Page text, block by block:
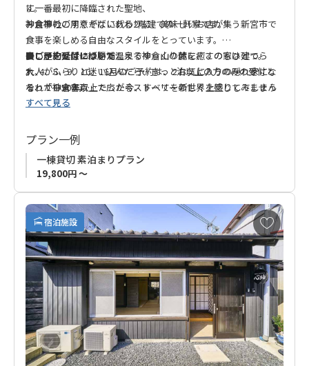
に一番最初に降臨された聖地、
神倉神社のすぐそばにある2階建ての一軒家です。
長い歴史と深い緑をたたえる神倉山の麓に、この家は建てら
れ、
それから50年以上たった今、すべてを新しく上塗りしてしまう
のではなく、
修してできたのが、 神倉書斎です。
ひとりの岩石学者が滞在した場所として、 この神倉書斎内に
は、ストーリーのかけらがちりばめられています。
岩石学者が研究している不思議な石たち、研究書物、机、誰か
この神倉書斎に滞在する人は、自由に中のものを見たり触った
りすることができます。
「空間にただよう誰かのストーリーに触れる」という、 ”書籍で
物語を読む” こととは別次元の体験を味わえます。
岩石学者が散策している新宮の街を自分もふらり散策しなが
ら、書斎に戻って、ストーリーを追体験。
この神倉書斎でまるで自分がずっと暮らしてきたような気分に
も。
そのうち、窓から見える梅の木が暗くなって見えなくなる日暮
す。
お食事のご用意がない代わりに、美味しいお店が集う新宮市で
食事を楽しめる自由なスタイルをとっています。
少し足を延ばせば勝浦温泉でゆっくり体を癒すのもひとつ。
大人がふらりと迷い込んだら、きっとお気に入りの隠れ家にな
る、「神倉書斎」で広がるストーリーの世界を感じてみません
か。
■お受け入れ人数について
現在 お宿都合により宿泊可能人数を2名に制限しております
■ご予約受付について
3、4、5、9、10、11月のご予約は、2泊以上の方のみの受付と
なっています。
ぜひ、2泊以上のご連泊でご検討ください。
すべて見る
プラン一例
一棟貸切 素泊まりプラン
19,800円 ～
宿泊施設
お
気
に
入
り
に
追
加